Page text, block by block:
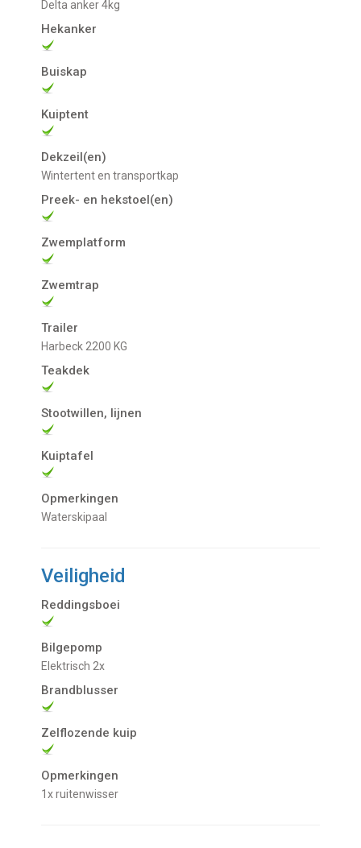
Delta anker 4kg
Hekanker
Buiskap
Kuiptent
Dekzeil(en)
Wintertent en transportkap
Preek- en hekstoel(en)
Zwemplatform
Zwemtrap
Trailer
Harbeck 2200 KG
Teakdek
Stootwillen, lijnen
Kuiptafel
Opmerkingen
Waterskipaal
Veiligheid
Reddingsboei
Bilgepomp
Elektrisch 2x
Brandblusser
Zelflozende kuip
Opmerkingen
1x ruitenwisser